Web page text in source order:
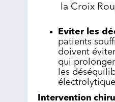
la Croix
Éviter les
patients
doivent
qui
les
Intervention